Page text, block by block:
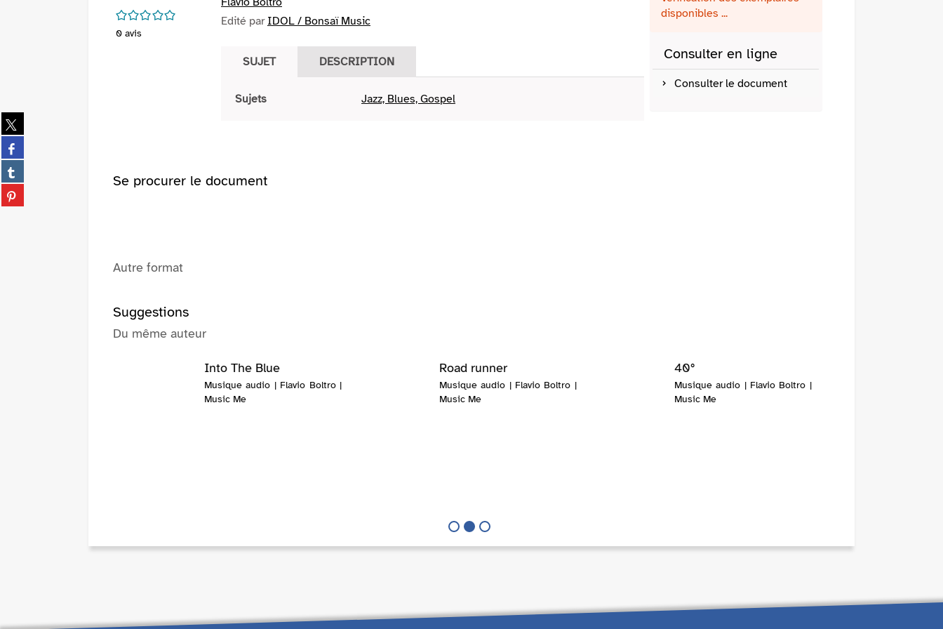
Partager
sur
twitter
(Nouvelle
fenêtre)
Partager
sur
facebook
(Nouvelle
fenêtre)
Partager
sur
tumblr
Partager
sur
/5
0 avis
Edité par IDOL / Bonsaï Music
SUJET DESCRIPTION
Sujets Jazz, Blues, Gospel
disponibles ...
Consulter en ligne
Consulter le document
Se procurer le document
Autre format
Suggestions
Du même auteur
Road runner
Musique audio | Flavio Boltro |
Music Me
40°
Musique audio | Flavio Boltro |
Music Me
Into The Blue
Musique audio | Flavio Boltro |
Music Me